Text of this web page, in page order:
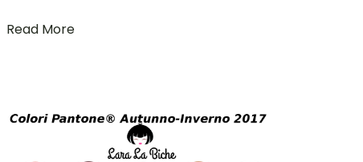
Read More